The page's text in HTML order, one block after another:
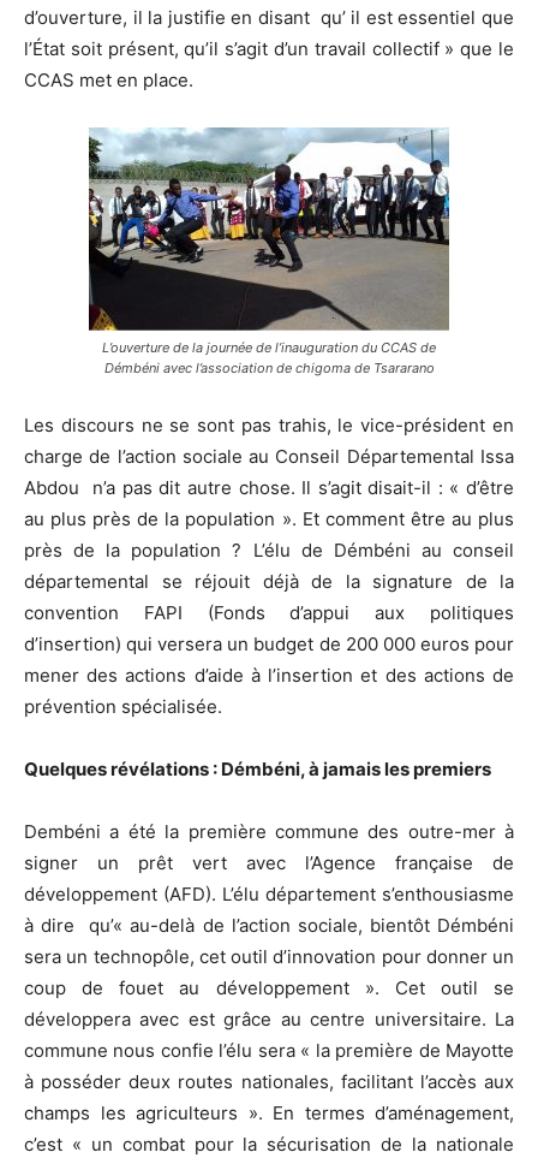
d’ouverture, il la justifie en disant qu’ il est essentiel que
l’État soit présent, qu’il s’agit d’un travail collectif » que le
CCAS met en place.
L’ouverture de la journée de l’inauguration du CCAS de
Démbéni avec l’association de chigoma de Tsararano
Les discours ne se sont pas trahis, le vice-président en
charge de l’action sociale au Conseil Départemental Issa
Abdou n’a pas dit autre chose. Il s’agit disait-il : « d’être
au plus près de la population ». Et comment être au plus
près de la population ? L’élu de Démbéni au conseil
départemental se réjouit déjà de la signature de la
convention FAPI (Fonds d’appui aux politiques
d’insertion) qui versera un budget de 200 000 euros pour
mener des actions d’aide à l’insertion et des actions de
prévention spécialisée.
Quelques révélations : Démbéni, à jamais les premiers
Dembéni a été la première commune des outre-mer à
signer un prêt vert avec l’Agence française de
développement (AFD). L’élu département s’enthousiasme
à dire qu’« au-delà de l’action sociale, bientôt Démbéni
sera un technopôle, cet outil d’innovation pour donner un
coup de fouet au développement ». Cet outil se
développera avec est grâce au centre universitaire. La
commune nous confie l’élu sera « la première de Mayotte
à posséder deux routes nationales, facilitant l’accès aux
champs les agriculteurs ». En termes d’aménagement,
c’est « un combat pour la sécurisation de la nationale